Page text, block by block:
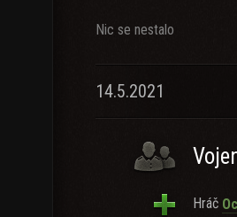
Nic se nestalo
14.5.2021
Hráč